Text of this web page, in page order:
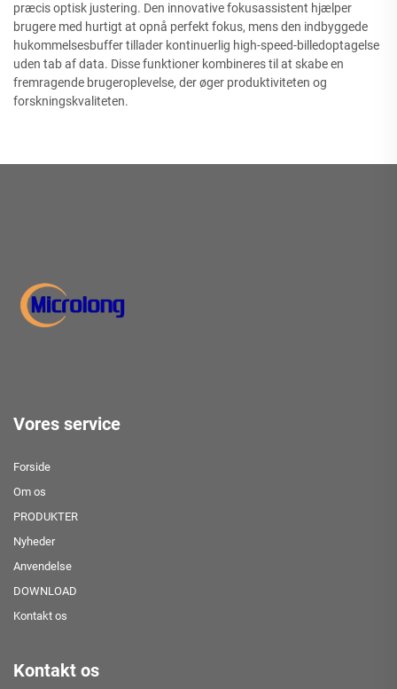
præcis optisk justering. Den innovative fokusassistent hjælper
brugere med hurtigt at opnå perfekt fokus, mens den indbyggede
hukommelsesbuffer tillader kontinuerlig high-speed-billedoptagelse
uden tab af data. Disse funktioner kombineres til at skabe en
fremragende brugeroplevelse, der øger produktiviteten og
forskningskvaliteten.
Vores service
Forside
Om os
PRODUKTER
Nyheder
Anvendelse
DOWNLOAD
Kontakt os
Kontakt os